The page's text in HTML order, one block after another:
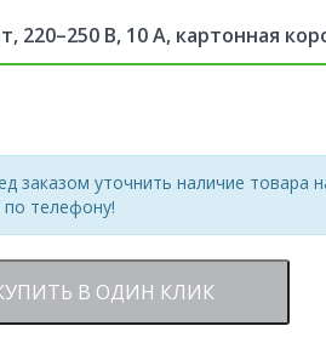
220–250 В, 10 A, картонная
заказом уточнить наличие товара
телефону!
В ОДИН КЛИК